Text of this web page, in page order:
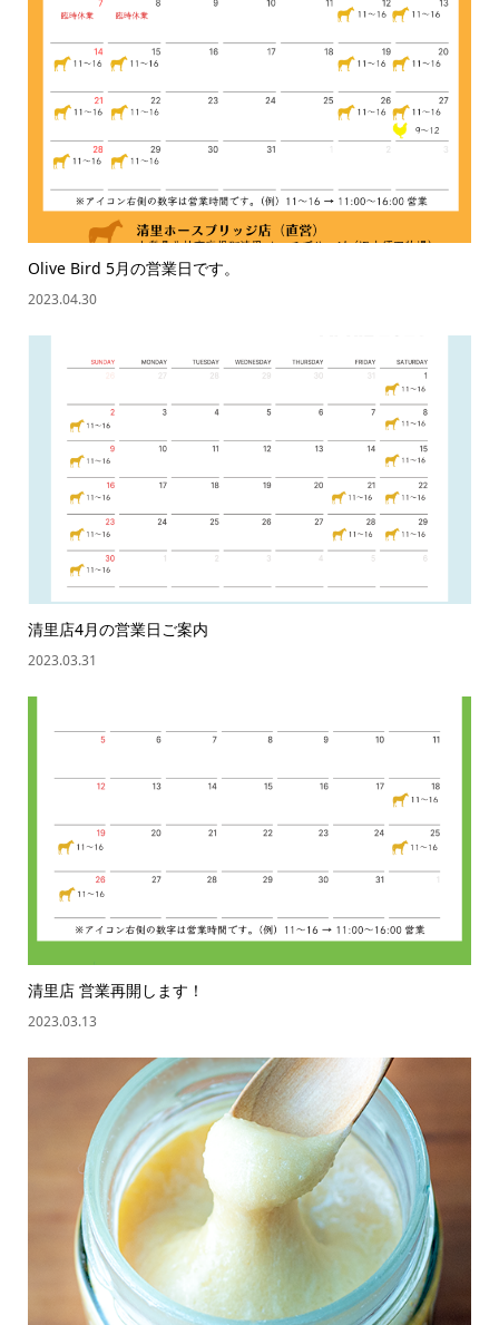
Olive Bird 5月の営業日です。
2023.04.30
清里店4月の営業日ご案内
2023.03.31
清里店 営業再開します！
2023.03.13